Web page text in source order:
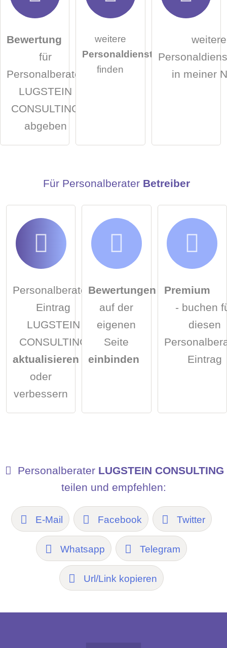
Datenschutzerklärung
habe ich zur Kenntnis
genommen.
Hinweis:Bitte beachten Sie, öffentliche Fragen sind
Bewertung
für
Personalberater
LUGSTEIN
CONSULTING
abgeben
weitere
Personaldienstleister
finden
weitere
in meiner
Für Personalberater Betreiber
Personalberater-
Eintrag
LUGSTEIN
CONSULTING
aktualisieren
oder
verbessern
Bewertungen
auf der
eigenen
Seite
einbinden
Premium
- buchen
diesen
Eintrag
Personalberater LUGSTEIN CONSULTING
teilen und empfehlen:
E-Mail Facebook Twitter
Whatsapp Telegram
Url/Link kopieren